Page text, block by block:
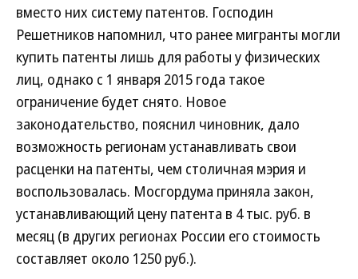
вместо них систему патентов. Господин
Решетников напомнил, что ранее мигранты могли
купить патенты лишь для работы у физических
лиц, однако с 1 января 2015 года такое
ограничение будет снято. Новое
законодательство, пояснил чиновник, дало
возможность регионам устанавливать свои
расценки на патенты, чем столичная мэрия и
воспользовалась. Мосгордума приняла закон,
устанавливающий цену патента в 4 тыс. руб. в
месяц (в других регионах России его стоимость
составляет около 1250 руб.).